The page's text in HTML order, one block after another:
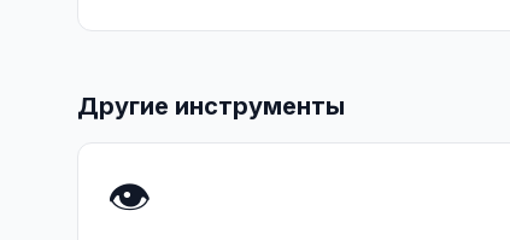
Другие инструменты
👁️